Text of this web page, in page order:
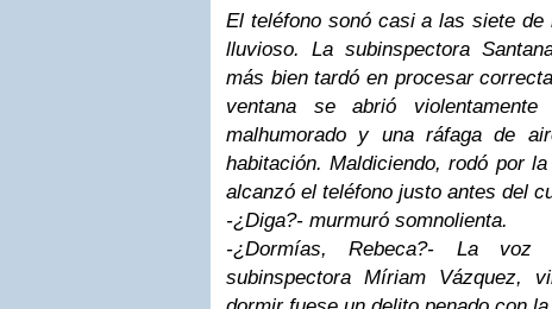
El teléfono sonó casi a las siete de
lluvioso. La subinspectora
más bien tardó en procesar
ventana se abrió
malhumorado y una ráfaga de
habitación. Maldiciendo, rodó por
alcanzó el teléfono justo antes del
-¿Diga?- murmuró somnolienta.
-¿Dormías, Rebeca?- La
subinspectora Míriam Vázquez,